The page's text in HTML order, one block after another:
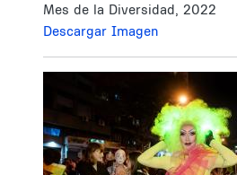
Mes de la Diversidad, 2022
Descargar Imagen